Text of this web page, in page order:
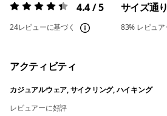
評価:4.4 / 5 4.4 / 5
24レビューに基づく
サイズ通り
83% レビュ
アクティビティ
カジュアルウェア, サイクリング, ハイキング
レビュアーに好評